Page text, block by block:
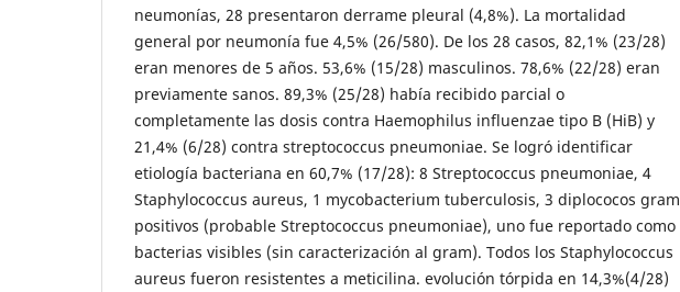
neumonías, 28 presentaron derrame pleural (4,8%). La mortalidad
general por neumonía fue 4,5% (26/580). De los 28 casos, 82,1% (23/28)
eran menores de 5 años. 53,6% (15/28) masculinos. 78,6% (22/28) eran
previamente sanos. 89,3% (25/28) había recibido parcial o
completamente las dosis contra Haemophilus influenzae tipo B (HiB) y
21,4% (6/28) contra streptococcus pneumoniae. Se logró identificar
etiología bacteriana en 60,7% (17/28): 8 Streptococcus pneumoniae, 4
Staphylococcus aureus, 1 mycobacterium tuberculosis, 3 diplococos gram
positivos (probable Streptococcus pneumoniae), uno fue reportado como
bacterias visibles (sin caracterización al gram). Todos los Staphylococcus
aureus fueron resistentes a meticilina. evolución tórpida en 14,3%(4/28)